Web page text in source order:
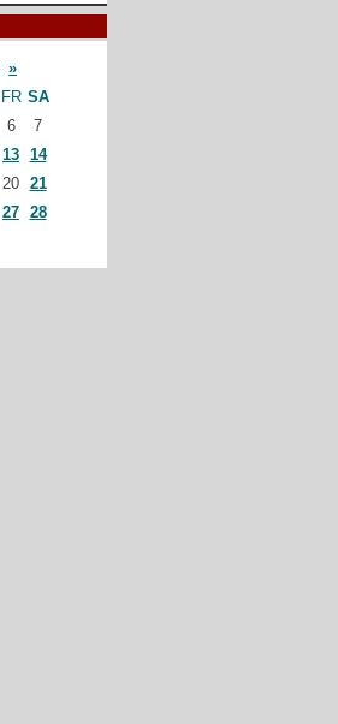
»
FR SA
6
7
13 14
20 21
27 28